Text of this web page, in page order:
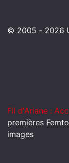
© 2005 - 2026
Fil d'Ariane :
premières
images